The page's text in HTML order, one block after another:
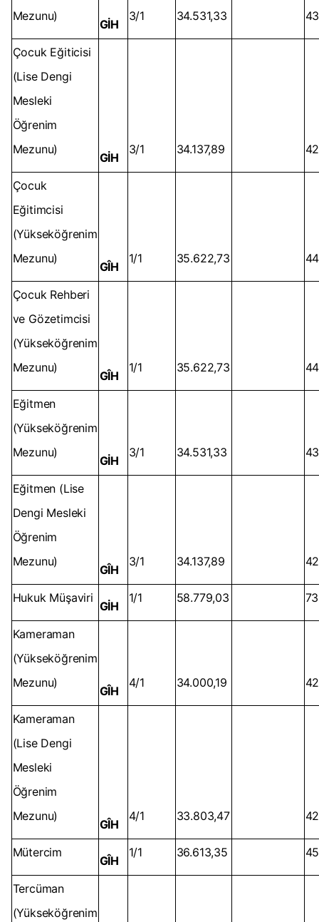
Mezunu)
GİH
3/1 34.531,33
Çocuk Eğiticisi
(Lise Dengi
Mesleki
Öğrenim
Mezunu)
GİH
3/1 34.137,89
Çocuk
Eğitimcisi
(Yükseköğrenim
Mezunu)
GÎH
1/1 35.622,73
Çocuk Rehberi
ve Gözetimcisi
(Yükseköğrenim
Mezunu)
GÎH
1/1 35.622,73
Eğitmen
(Yükseköğrenim
Mezunu)
GİH
3/1 34.531,33
Eğitmen (Lise
Dengi Mesleki
Öğrenim
Mezunu)
GÎH
3/1 34.137,89
Hukuk Müşaviri
GİH
1/1 58.779,03
Kameraman
(Yükseköğrenim
Mezunu)
GÎH
4/1 34.000,19
Kameraman
(Lise Dengi
Mesleki
Öğrenim
Mezunu)
GÎH
4/1 33.803,47
Mütercim
GÎH
1/1 36.613,35
Tercüman
(Yükseköğrenim